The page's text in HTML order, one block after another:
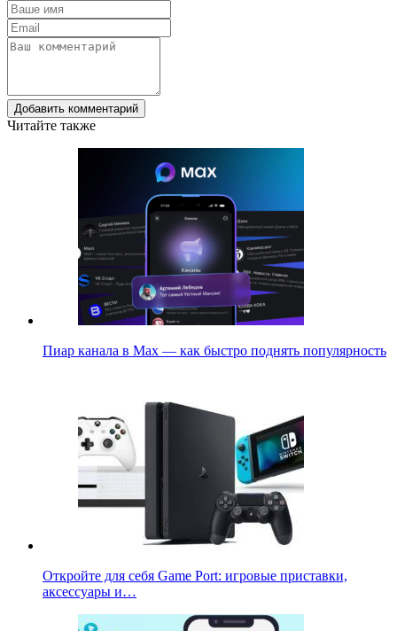
Добавить комментарий
Читайте также
Пиар канала в Max — как быстро поднять популярность
Откройте для себя Game Port: игровые приставки,
аксессуары и…